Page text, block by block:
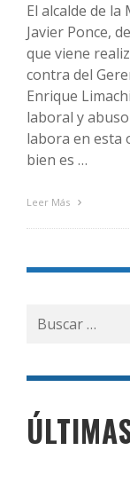
El alcalde de
Javier Ponce,
que viene
contra del
Enrique
laboral y
labora en esta
bien es …
Leer Más
Buscar
por: